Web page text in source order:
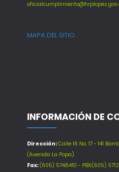
MAPA DEL SITIO
INFORMACIÓN DE
Dirección:Calle 16 No. 17 - 141
(Avenida La Popa)
Fax: (605) 5748451 - PBX:(605)